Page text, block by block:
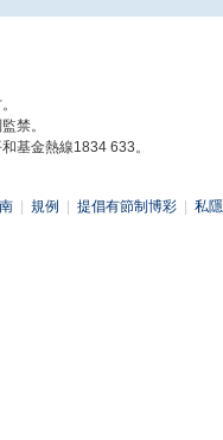
禁。
基金熱線1834 633。
規例 提倡有節制博彩 私